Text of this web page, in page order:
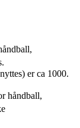
er ca 1000.
håndball,